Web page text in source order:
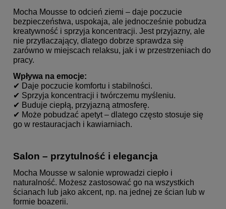
Mocha Mousse to odcień ziemi – daje poczucie
bezpieczeństwa, uspokaja, ale jednocześnie pobudza
kreatywność i sprzyja koncentracji. Jest przyjazny, ale
nie przytłaczający, dlatego dobrze sprawdza się
zarówno w miejscach relaksu, jak i w przestrzeniach do
pracy.
Wpływa na emocje:
✔ Daje poczucie komfortu i stabilności.
✔ Sprzyja koncentracji i twórczemu myśleniu.
✔ Buduje ciepłą, przyjazną atmosferę.
✔ Może pobudzać apetyt – dlatego często stosuje się
go w restauracjach i kawiarniach.
Salon – przytulność i elegancja
Mocha Mousse w salonie wprowadzi ciepło i
naturalność. Możesz zastosować go na wszystkich
ścianach lub jako akcent, np. na jednej ze ścian lub w
formie boazerii.